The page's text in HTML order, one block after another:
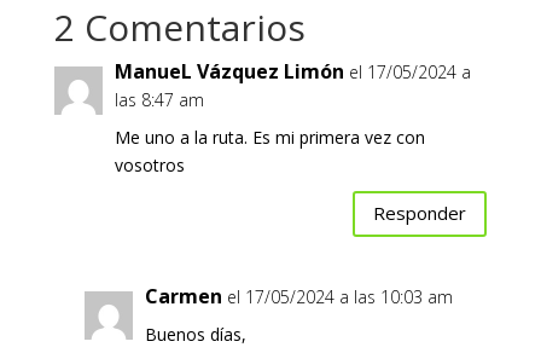
2 Comentarios
ManueL Vázquez Limón el 17/05/2024 a
las 8:47 am
Me uno a la ruta. Es mi primera vez con
vosotros
Responder
Carmen el 17/05/2024 a las 10:03 am
Buenos días,